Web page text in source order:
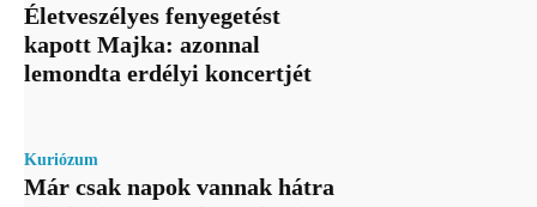
Életveszélyes fenyegetést
kapott Majka: azonnal
lemondta erdélyi koncertjét
Kuriózum
Már csak napok vannak hátra